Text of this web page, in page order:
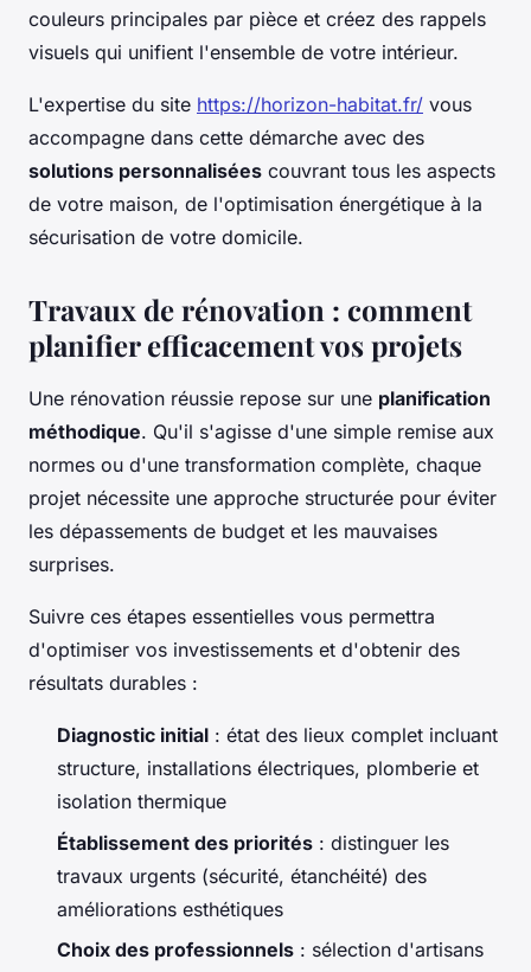
couleurs principales par pièce et créez des rappels
visuels qui unifient l'ensemble de votre intérieur.
L'expertise du site https://horizon-habitat.fr/ vous
accompagne dans cette démarche avec des
solutions personnalisées couvrant tous les aspects
de votre maison, de l'optimisation énergétique à la
sécurisation de votre domicile.
Travaux de rénovation : comment
planifier efficacement vos projets
Une rénovation réussie repose sur une planification
méthodique. Qu'il s'agisse d'une simple remise aux
normes ou d'une transformation complète, chaque
projet nécessite une approche structurée pour éviter
les dépassements de budget et les mauvaises
surprises.
Suivre ces étapes essentielles vous permettra
d'optimiser vos investissements et d'obtenir des
résultats durables :
Diagnostic initial : état des lieux complet incluant
structure, installations électriques, plomberie et
isolation thermique
Établissement des priorités : distinguer les
travaux urgents (sécurité, étanchéité) des
améliorations esthétiques
Choix des professionnels : sélection d'artisans